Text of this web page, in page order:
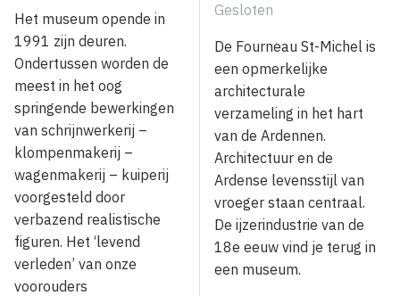
Het museum opende in
1991 zijn deuren.
Ondertussen worden de
meest in het oog
springende bewerkingen
van schrijnwerkerij –
klompenmakerij –
wagenmakerij – kuiperij
voorgesteld door
verbazend realistische
figuren. Het ‘levend
verleden’ van onze
voorouders
Gesloten
De Fourneau St-Michel is
een opmerkelijke
architecturale
verzameling in het hart
van de Ardennen.
Architectuur en de
Ardense levensstijl van
vroeger staan centraal.
De ijzerindustrie van de
18e eeuw vind je terug in
een museum.